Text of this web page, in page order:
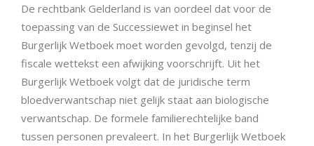
De rechtbank Gelderland is van oordeel dat voor de
toepassing van de Successiewet in beginsel het
Burgerlijk Wetboek moet worden gevolgd, tenzij de
fiscale wettekst een afwijking voorschrijft. Uit het
Burgerlijk Wetboek volgt dat de juridische term
bloedverwantschap niet gelijk staat aan biologische
verwantschap. De formele familierechtelijke band
tussen personen prevaleert. In het Burgerlijk Wetboek